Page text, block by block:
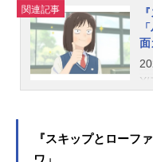
ン
京
関連記事
面
X
あ
『スキップとローフ